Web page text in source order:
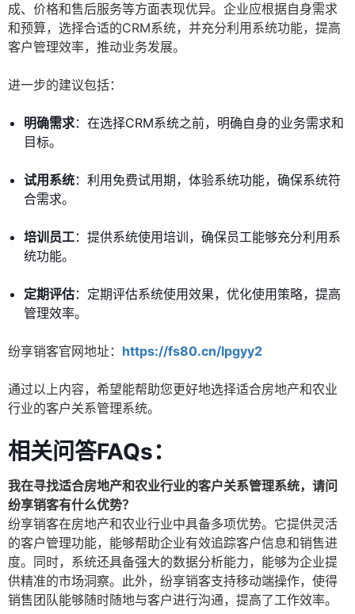
成、价格和售后服务等方面表现优异。企业应根据自身需求
和预算，选择合适的CRM系统，并充分利用系统功能，提高
客户管理效率，推动业务发展。
进一步的建议包括：
明确需求：在选择CRM系统之前，明确自身的业务需求和
目标。
试用系统：利用免费试用期，体验系统功能，确保系统符
合需求。
培训员工：提供系统使用培训，确保员工能够充分利用系
统功能。
定期评估：定期评估系统使用效果，优化使用策略，提高
管理效率。
纷享销客官网地址： https://fs80.cn/lpgyy2
通过以上内容，希望能帮助您更好地选择适合房地产和农业
行业的客户关系管理系统。
相关问答FAQs：
我在寻找适合房地产和农业行业的客户关系管理系统，请问
纷享销客有什么优势？
纷享销客在房地产和农业行业中具备多项优势。它提供灵活
的客户管理功能，能够帮助企业有效追踪客户信息和销售进
度。同时，系统还具备强大的数据分析能力，能够为企业提
供精准的市场洞察。此外，纷享销客支持移动端操作，使得
销售团队能够随时随地与客户进行沟通，提高了工作效率。